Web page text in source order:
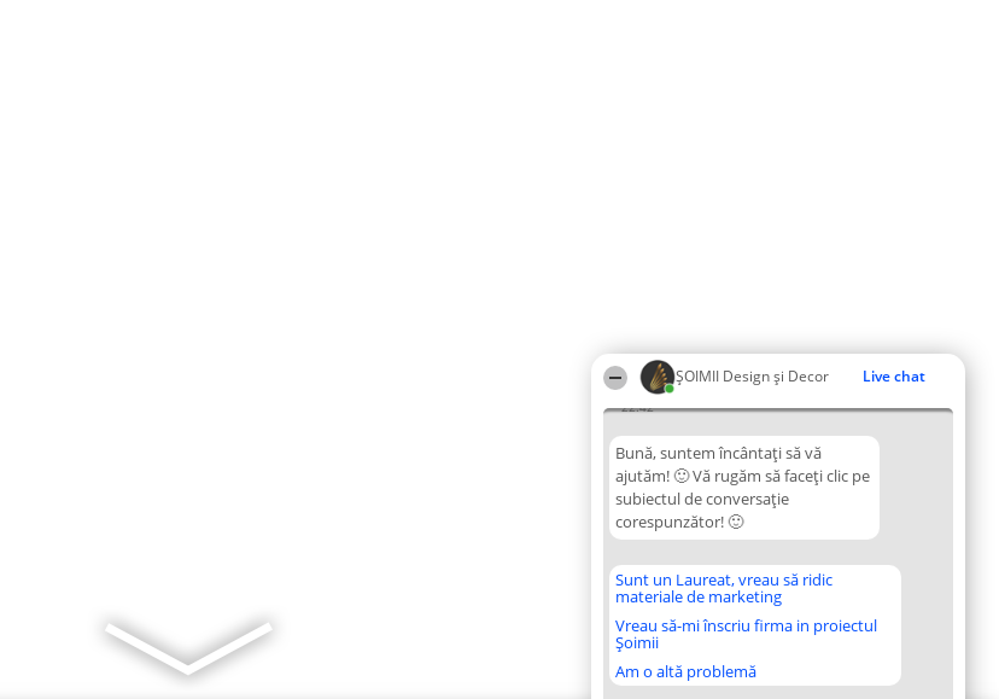
ȘOIMII Design și Decor Live chat
22:42
Bună, suntem încântați să vă
ajutăm! 🙂 Vă rugăm să faceți clic pe
subiectul de conversație
corespunzător! 🙂
Sunt un Laureat, vreau să ridic
materiale de marketing
Vreau să-mi înscriu firma in proiectul
Șoimii
Am o altă problemă